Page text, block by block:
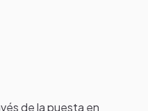
de la puesta en